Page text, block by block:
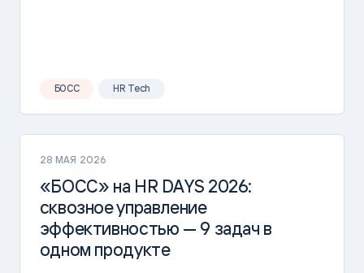
БОСС HR Tech
28 МАЯ 2026
«БОСС» на HR DAYS 2026:
сквозное управление
эффективностью — 9 задач в
одном продукте